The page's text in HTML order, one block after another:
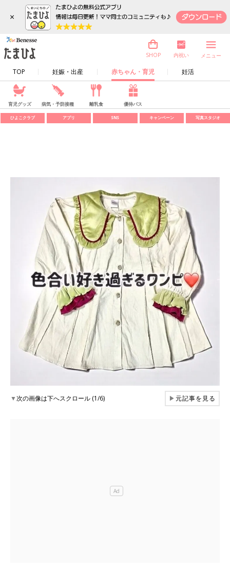
×
TOP 妊娠・出産 赤ちゃん・育児 妊活
SHOP 内祝い メニュー
育児グッズ 病気・予防接種 離乳食 優待パス
ひよこクラブ アプリ SNS キャンペーン 写真スタジオ
▼次の画像は下へスクロール (1/6) ▶元記事を見る